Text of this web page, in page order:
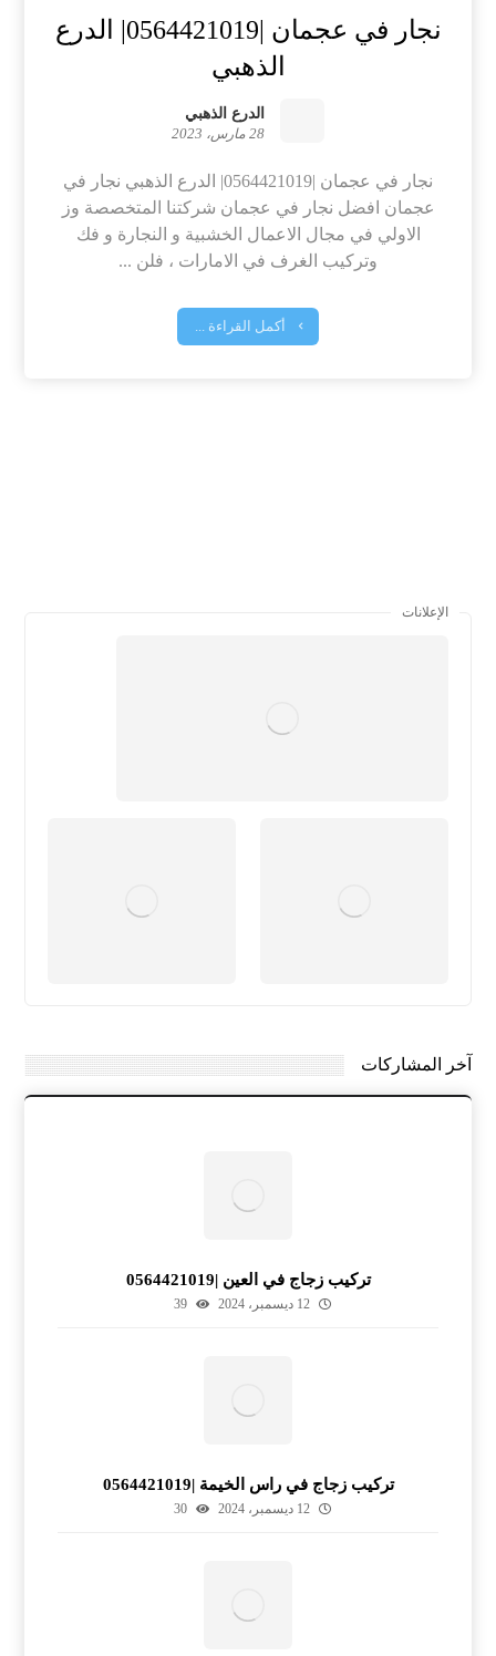
نجار في عجمان |0564421019| الدرع
الذهبي
الدرع الذهبي
28 مارس، 2023
نجار في عجمان |0564421019| الدرع الذهبي نجار في
عجمان افضل نجار في عجمان شركتنا المتخصصة وز
الاولي في مجال الاعمال الخشبية و النجارة و فك
وتركيب الغرف في الامارات ، فلن ...
أكمل القراءة ...
الإعلانات
آخر المشاركات
تركيب زجاج في العين |0564421019
12 ديسمبر، 2024 39
تركيب زجاج في راس الخيمة |0564421019
12 ديسمبر، 2024 30